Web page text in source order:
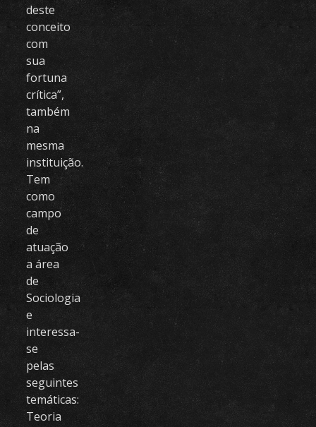
deste
conceito
com
sua
fortuna
crítica”,
também
na
mesma
instituição.
Tem
como
campo
de
atuação
a área
de
Sociologia
e
interessa-
se
pelas
seguintes
temáticas:
Teoria